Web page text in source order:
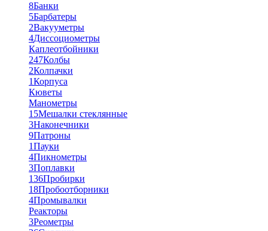
8Банки
5Барбатеры
2Вакууметры
4Диссоциометры
Каплеотбойники
247Колбы
2Колпачки
1Корпуса
Кюветы
Манометры
15Мешалки стеклянные
3Наконечники
9Патроны
1Пауки
4Пикнометры
3Поплавки
136Пробирки
18Пробоотборники
4Промывалки
Реакторы
3Реометры